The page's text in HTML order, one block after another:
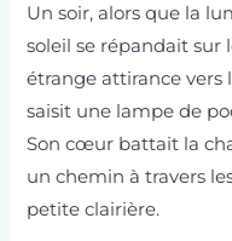
Un soir, alors que la
soleil se répandait sur
étrange attirance vers
saisit une lampe de
Son cœur battait la
un chemin à travers
petite clairière.